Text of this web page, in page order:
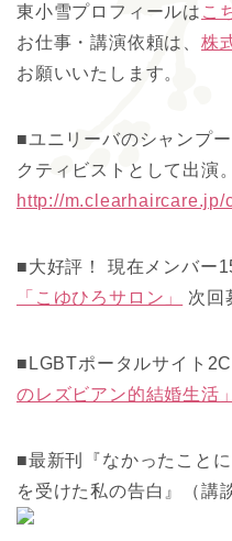
東小雪プロフィールは こ
お仕事・講演依頼は、 株
お願いいたします。
■ユニリーバのシャンプ
クティビストとして出演。
http://m.clearhaircare.jp/
■大好評！ 現在メンバー
「こゆひろサロン」
次回
■LGBTポータルサイト
のレズビアン的結婚生活」
■最新刊『なかったこと
を受けた私の告白』（講